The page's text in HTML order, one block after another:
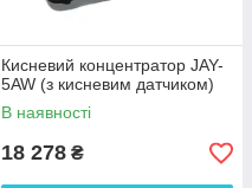
Кисневий концентратор JAY-
5AW (з кисневим датчиком)
В наявності
18 278 ₴